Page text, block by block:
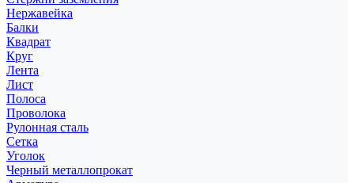
Нержавейка
Балки
Квадрат
Круг
Лента
Лист
Полоса
Проволока
Рулонная сталь
Сетка
Уголок
Черный металлопрокат